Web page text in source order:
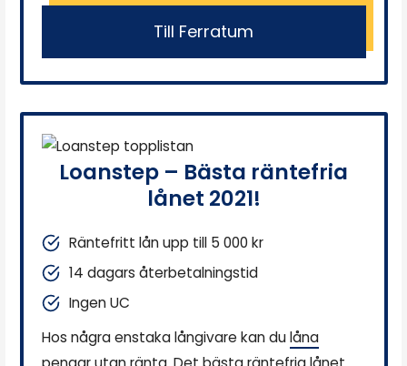
Till Ferratum
Loanstep – Bästa räntefria
lånet 2021!
Räntefritt lån upp till 5 000 kr
14 dagars återbetalningstid
Ingen UC
Hos några enstaka långivare kan dulåna